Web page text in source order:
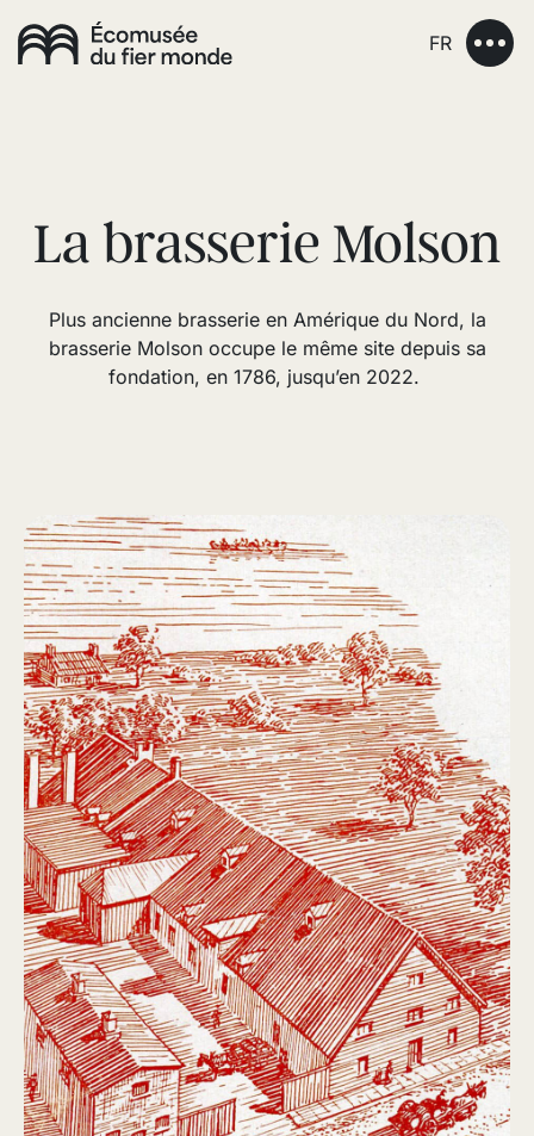
FR
La brasserie Molson
Plus ancienne brasserie en Amérique du Nord, la
brasserie Molson occupe le même site depuis sa
fondation, en 1786, jusqu’en 2022.